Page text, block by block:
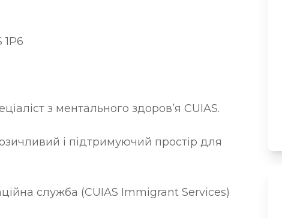
з ментального здоров’я CUIAS.
і підтримуючий простір для
служба (CUIAS Immigrant Services)